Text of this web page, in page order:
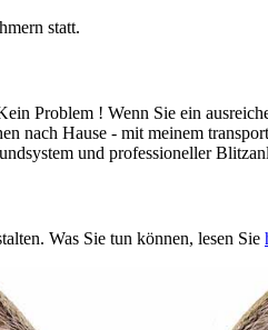
statt.
Problem ! Wenn Sie ein
nach Hause - mit meinem
und professioneller
Was Sie tun können, lesen Sie